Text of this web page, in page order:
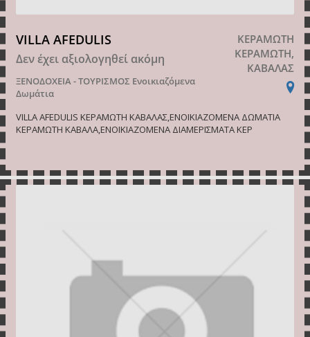
VILLA AFEDULIS
Δεν έχει αξιολογηθεί ακόμη
ΞΕΝΟΔΟΧΕΙΑ - ΤΟΥΡΙΣΜΟΣ Ενοικιαζόμενα
Δωμάτια
ΚΕΡΑΜΩΤΗ
ΚΕΡΑΜΩΤΗ,
ΚΑΒΑΛΑΣ
VILLA AFEDULIS ΚΕΡΑΜΩΤΗ ΚΑΒΑΛΑΣ,ΕΝΟΙΚΙΑΖΟΜΕΝΑ ΔΩΜΑΤΙΑ
ΚΕΡΑΜΩΤΗ ΚΑΒΑΛΑ,ΕΝΟΙΚΙΑΖΟΜΕΝΑ ΔΙΑΜΕΡΙΣΜΑΤΑ ΚΕΡ